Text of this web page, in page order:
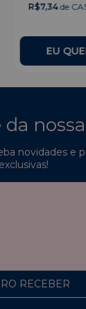
R$7,34de
novidades e
exclusivas!